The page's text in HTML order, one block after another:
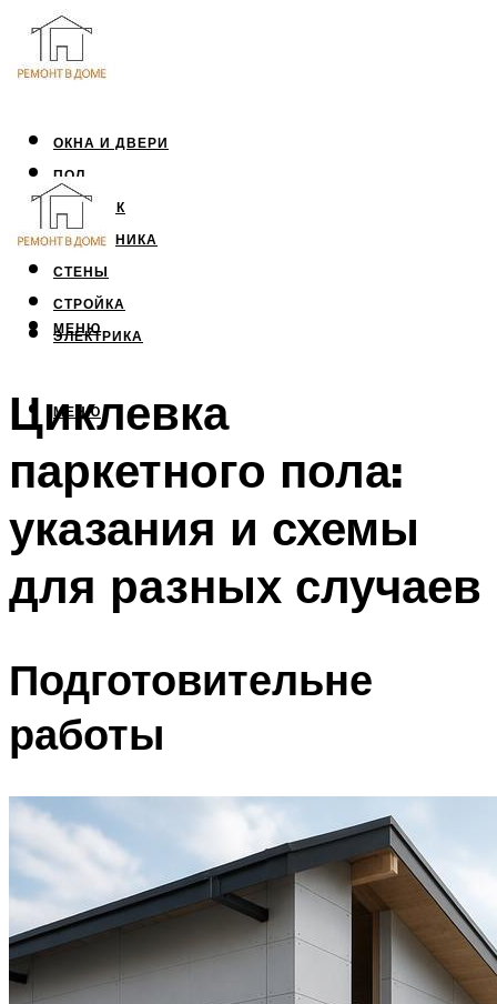
ОКНА И ДВЕРИ
ПОЛ
ПОТОЛОК
САНТЕХНИКА
СТЕНЫ
СТРОЙКА
ЭЛЕКТРИКА
МЕНЮ
МЕНЮ
Циклевка
паркетного пола:
указания и схемы
для разных случаев
Подготовительне
работы